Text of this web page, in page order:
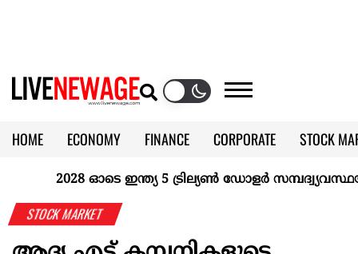
HOME ECONOMY FINANCE CORPORATE
STOCK
CALENDAR
KERALA @70
2028 ഓടെ ഇന്ത്യ 5 ട്രില്യണ്‍ ഡോളര്‍
STOCK MARKET